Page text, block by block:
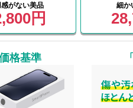
がない美品
円
細か
格基準